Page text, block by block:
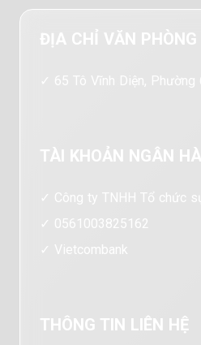
ĐỊA CHỈ VĂN PHÒNG
65 Tô Vĩnh Diện,
TÀI KHOẢN NGÂN
Công ty TNHH Tổ chức
0561003825162
Vietcombank
THÔNG TIN LIÊN HỆ